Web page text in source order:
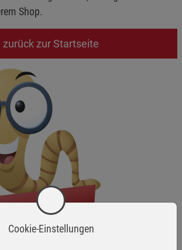
Shop.
zurück zur Startseite
Cookie-Einstellungen